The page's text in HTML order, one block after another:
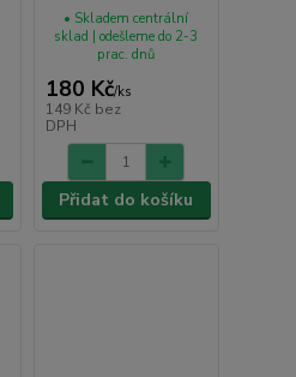
180 Kč/ks
149 Kč bez
DPH
• Skladem centrální
sklad | odešleme do 2-3
prac. dnů
Přidat do košíku